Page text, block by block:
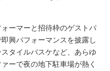
ーマーと招待枠のゲストパ
興パフォーマンスを披露し
タイルバスケなど、あらゆ
ーで夜の地下駐車場が熱く